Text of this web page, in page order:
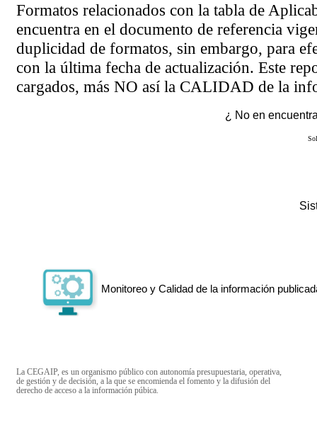
Formatos relacionados con la tabla de
encuentra en el documento de referencia
duplicidad de formatos, sin embargo, para
con la última fecha de actualización. Este
cargados, más NO así la CALIDAD de la
¿ No en
Monitoreo y Calidad de la información
La CEGAIP, es un organismo público con autonomía presupuestaria, operativa,
de gestión y de decisión, a la que se encomienda el fomento y la difusión del
derecho de acceso a la información púbica.